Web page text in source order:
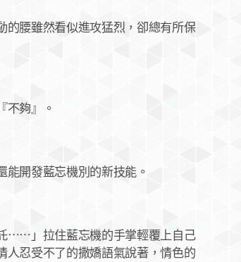
腰雖然看似進攻猛烈，卻總有所保
夠』。
開發藍忘機別的新技能。
」拉住藍忘機的手掌輕覆上自己
人忍受不了的撒嬌語氣說著，情色的